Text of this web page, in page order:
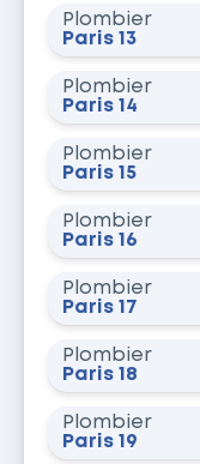
Plombier
Paris 13
Plombier
Paris 14
Plombier
Paris 15
Plombier
Paris 16
Plombier
Paris 17
Plombier
Paris 18
Plombier
Paris 19